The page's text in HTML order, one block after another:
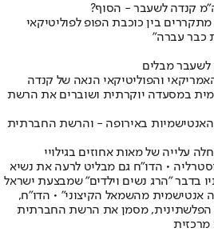
קנדה לשעבר - הסוף?
בין כוכבת הפופ לפוליטיקאי
כבר עברה"
לשעבר מבלים
והפוליטיקאי הנאה של קנדה
במסעדה יוקרתית ושוברים את הרשת
האנטישמיות באירופה - והרשת החברתית
היתר עולה כי בשנת 2024 חלה עלייה של מאות אחוזים בגילויי
• הדו"ח גם מבליט לרעה את נשיא
בדבר "הרג נשים וילדים" שמבצעת ישראל
אנטישמית מהשמאל הקיצוני" • הדו"ח,
מסמן את הרשת החברתית
מרכזית